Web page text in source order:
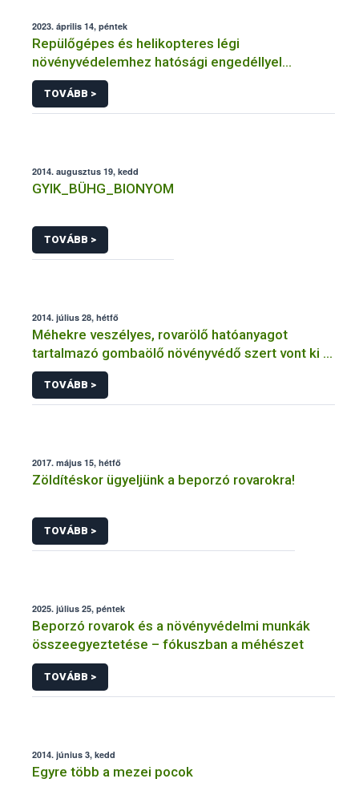
2023. április 14, péntek
Repülőgépes és helikopteres légi
növényvédelemhez hatósági engedéllyel
rendelkező szervezetek
TOVÁBB >
2014. augusztus 19, kedd
GYIK_BÜHG_BIONYOM
TOVÁBB >
2014. július 28, hétfő
Méhekre veszélyes, rovarölő hatóanyagot
tartalmazó gombaölő növényvédő szert vont ki a
forgalomból a NÉBIH
TOVÁBB >
2017. május 15, hétfő
Zöldítéskor ügyeljünk a beporzó rovarokra!
TOVÁBB >
2025. július 25, péntek
Beporzó rovarok és a növényvédelmi munkák
összeegyeztetése – fókuszban a méhészet
TOVÁBB >
2014. június 3, kedd
Egyre több a mezei pocok